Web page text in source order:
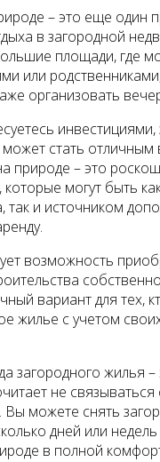
– это еще один
в загородной
площади, где
или
организовать
инвестициями,
стать
природе – это
могут быть
так и источником
возможность
вариант для тех,
жилье с учетом
загородного жилья –
не связываться
Вы можете снять
дней или
в полной